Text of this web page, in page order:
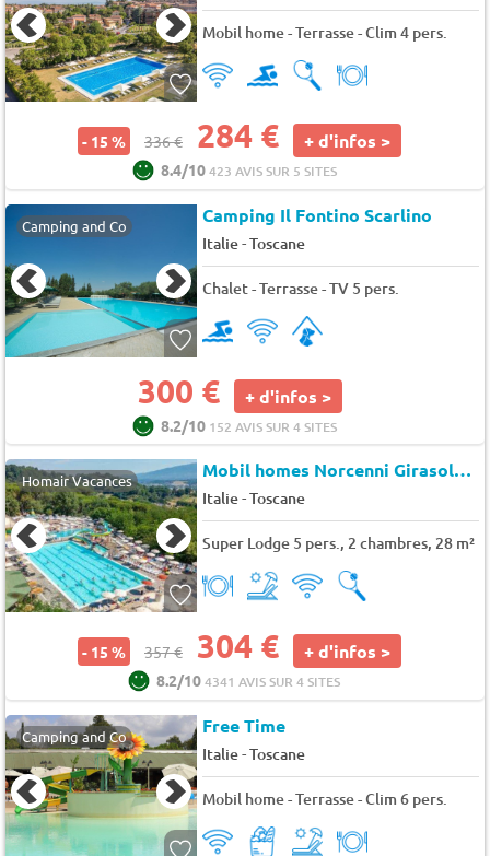
Mobil home - Terrasse - Clim 4 pers.
- 15 % 336 € 284 € + d'infos >
8.4/10423 AVIS SUR 5 SITES
Camping and Co Camping Il Fontino Scarlino
Italie-Toscane
Chalet - Terrasse - TV 5 pers.
300 € + d'infos >
8.2/10 152 AVIS SUR 4 SITES
Homair Vacances Mobil homes Norcenni Girasole Club
Italie-Toscane
Super Lodge 5 pers., 2 chambres, 28 m²
- 15 % 357 € 304 € + d'infos >
8.2/104341 AVIS SUR 4 SITES
Camping and Co Free Time
Italie-Toscane
Mobil home - Terrasse - Clim 6 pers.